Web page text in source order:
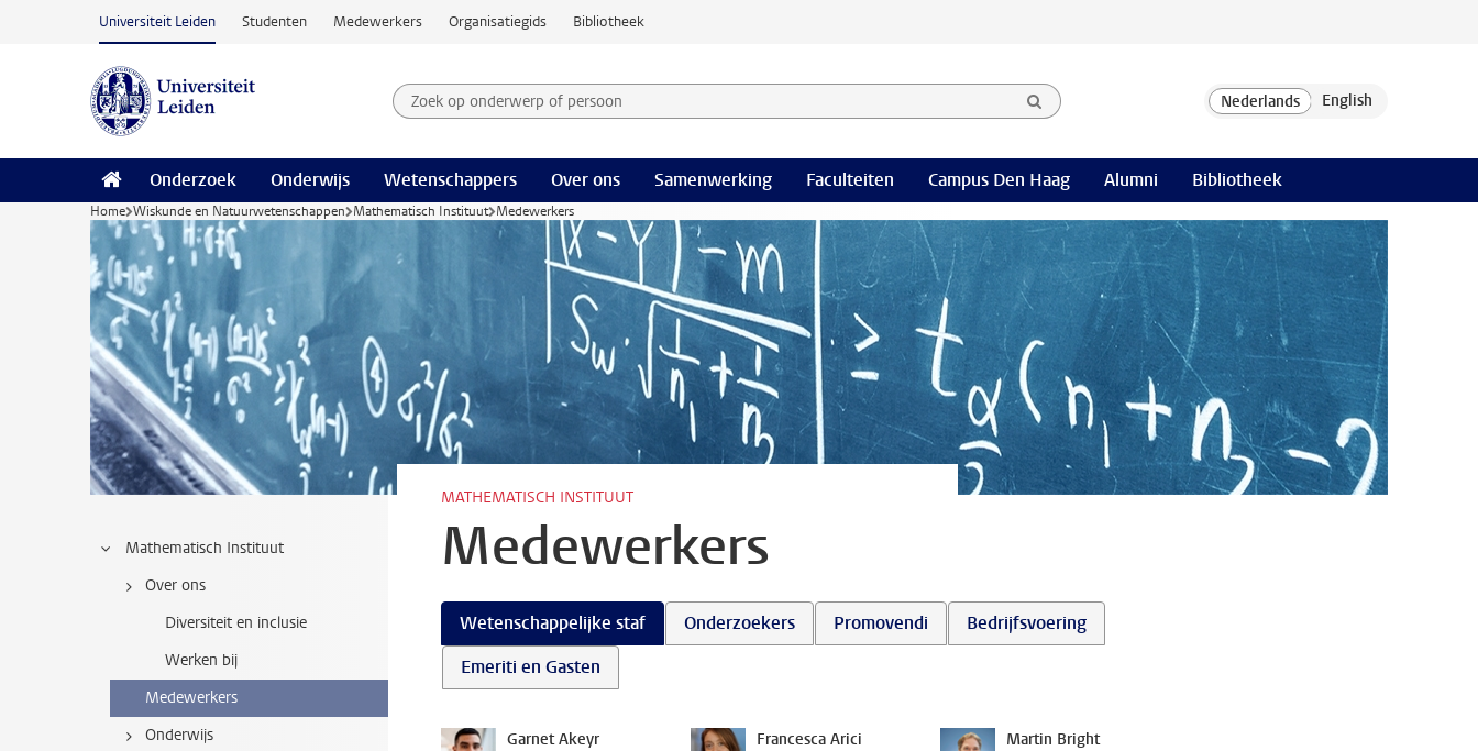
Ga naar hoofdinhoud
Universiteit Leiden Studenten Medewerkers Organisatiegids Bibliotheek
Zoek op onderwerp of persoon en selecteer categorie
Zoekterm
Onderzoek Onderwijs Wetenschappers Over ons Samenwerking Faculteiten Campus Den Haag Alumni Bibliotheek
Home Wiskunde en Natuurwetenschappen Mathematisch Instituut Medewerkers
Mathematisch Instituut
Over ons
Diversiteit en inclusie
Werken bij
Medewerkers
Onderwijs
MATHEMATISCH INSTITUUT
Medewerkers
Wetenschappelijke staf Onderzoekers Promovendi
Bedrijfsvoering
Emeriti en Gasten
Garnet Akeyr Francesca Arici Martin Bright